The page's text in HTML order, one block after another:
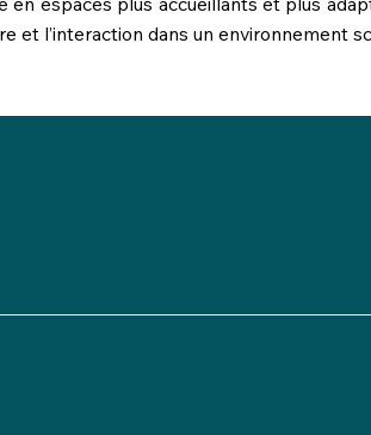
et l’interaction dans un environnement